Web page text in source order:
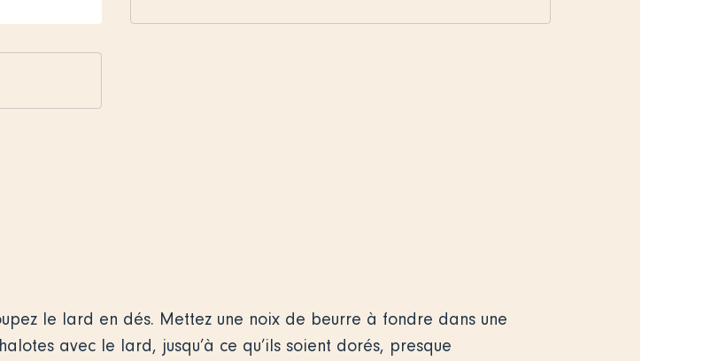
le lard en dés. Mettez une noix de beurre à fondre dans une
avec le lard, jusqu’à ce qu’ils soient dorés, presque